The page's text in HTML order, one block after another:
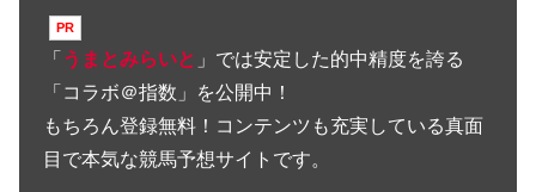
「 うまとみらいと 」では安定した的中精度を誇る
「コラボ＠指数」を公開中！
もちろん登録無料！コンテンツも充実している真面
目で本気な競馬予想サイトです。